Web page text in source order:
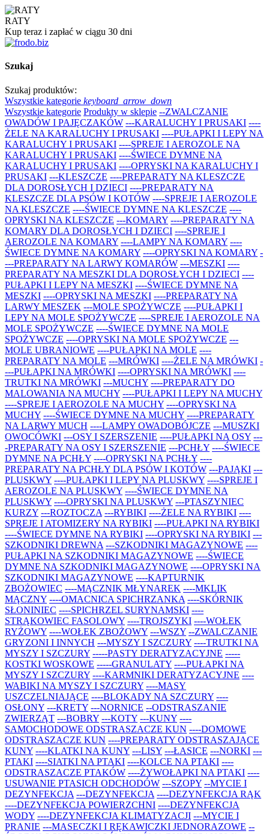
RATY
Kup teraz i zapłać w ciągu 30 dni
Szukaj
Szukaj produktów:
Wszystkie kategorie keyboard_arrow_down
Wszystkie kategorie Produkty w sklepie --ZWALCZANIE
OWADÓW I PAJĘCZAKÓW ---KARALUCHY I PRUSAKI ----
ŻELE NA KARALUCHY I PRUSAKI ----PUŁAPKI I LEPY NA
KARALUCHY I PRUSAKI ----SPREJE I AEROZOLE NA
KARALUCHY I PRUSAKI ----ŚWIECE DYMNE NA
KARALUCHY I PRUSAKI ----OPRYSKI NA KARALUCHY I
PRUSAKI ---KLESZCZE ----PREPARATY NA KLESZCZE
DLA DOROSŁYCH I DZIECI ----PREPARATY NA
KLESZCZE DLA PSÓW I KOTÓW ----SPREJE I AEROZOLE
NA KLESZCZE ----ŚWIECE DYMNE NA KLESZCZE ----
OPRYSKI NA KLESZCZE ---KOMARY ----PREPARATY NA
KOMARY DLA DOROSŁYCH I DZIECI ----SPREJE I
AEROZOLE NA KOMARY ----LAMPY NA KOMARY ----
ŚWIECE DYMNE NA KOMARY ----OPRYSKI NA KOMARY -
---PREPARATY NA LARWY KOMARÓW ---MESZKI ----
PREPARATY NA MESZKI DLA DOROSŁYCH I DZIECI ----
PUŁAPKI I LEPY NA MESZKI ----ŚWIECE DYMNE NA
MESZKI ----OPRYSKI NA MESZKI ----PREPARATY NA
LARWY MESZEK ---MOLE SPOŻYWCZE ----PUŁAPKI I
LEPY NA MOLE SPOŻYWCZE ----SPREJE I AEROZOLE NA
MOLE SPOŻYWCZE ----ŚWIECE DYMNE NA MOLE
SPOŻYWCZE ----OPRYSKI NA MOLE SPOŻYWCZE ---
MOLE UBRANIOWE ----PUŁAPKI NA MOLE ----
PREPARATY NA MOLE ---MRÓWKI ----ŻELE NA MRÓWKI -
---PUŁAPKI NA MRÓWKI ----OPRYSKI NA MRÓWKI ----
TRUTKI NA MRÓWKI ---MUCHY ----PREPARATY DO
MALOWANIA NA MUCHY ----PUŁAPKI I LEPY NA MUCHY
----SPREJE I AEROZOLE NA MUCHY ----OPRYSKI NA
MUCHY ----ŚWIECE DYMNE NA MUCHY ----PREPARATY
NA LARWY MUCH ----LAMPY OWADOBÓJCZE ---MUSZKI
OWOCÓWKI ---OSY I SZERSZENIE ----PUŁAPKI NA OSY ---
-PREPARATY NA OSY I SZERSZENIE ---PCHŁY ----ŚWIECE
DYMNE NA PCHŁY ----OPRYSKI NA PCHŁY ----
PREPARATY NA PCHŁY DLA PSÓW I KOTÓW ---PAJĄKI ---
PLUSKWY ----PUŁAPKI I LEPY NA PLUSKWY ----SPREJE I
AEROZOLE NA PLUSKWY ----ŚWIECE DYMNE NA
PLUSKWY ----OPRYSKI NA PLUSKWY ---PTASZYNIEC
KURZY ---ROZTOCZA ---RYBIKI ----ŻELE NA RYBIKI ----
SPREJE I ATOMIZERY NA RYBIKI ----PUŁAPKI NA RYBIKI
----ŚWIECE DYMNE NA RYBIKI ----OPRYSKI NA RYBIKI ---
SZKODNIKI DREWNA ---SZKODNIKI MAGAZYNOWE ----
PUŁAPKI NA SZKODNIKI MAGAZYNOWE ----ŚWIECE
DYMNE NA SZKODNIKI MAGAZYNOWE ----OPRYSKI NA
SZKODNIKI MAGAZYNOWE ----KAPTURNIK
ZBOŻOWIEC ----MĄCZNIK MŁYNAREK ----MKLIK
MĄCZNY ----OMACNICA SPICHRZANKA ----SKÓRNIK
SŁONINIEC ----SPICHRZEL SURYNAMSKI ----
STRĄKOWIEC FASOLOWY ----TROJSZYKI ----WOŁEK
RYŻOWY ----WOŁEK ZBOŻOWY ---WSZY --ZWALCZANIE
GRYZONI I INNYCH ---MYSZY I SZCZURY ----TRUTKI NA
MYSZY I SZCZURY -----PASTY DERATYZACYJNE -----
KOSTKI WOSKOWE -----GRANULATY ----PUŁAPKI NA
MYSZY I SZCZURY ----KARMNIKI DERATYZACYJNE ----
WABIKI NA MYSZY I SZCZURY ----MASY
USZCZELNIAJĄCE ----BLOKADY NA SZCZURY ----
OSŁONY ---KRETY ---NORNICE --ODSTRASZANIE
ZWIERZĄT ---BOBRY ---KOTY ---KUNY ----
SAMOCHODOWE ODSTRASZACZE KUN ----DOMOWE
ODSTRASZACZE KUN ----PREPARATY ODSTRASZAJĄCE
KUNY ----KLATKI NA KUNY ---LISY ---ŁASICE ---NORKI ---
PTAKI ----SIATKI NA PTAKI ----KOLCE NA PTAKI ----
ODSTRASZACZE PTAKÓW ----ŻYWOŁAPKI NA PTAKI ----
USUWANIE PTASICH ODCHODÓW ---SZOPY --MYCIE I
DEZYNFEKCJA ---DEZYNFEKCJA ----DEZYNFEKCJA RĄK
----DEZYNFEKCJA POWIERZCHNI ----DEZYNFEKCJA
WODY ----DEZYNFEKCJA KLIMATYZACJI ---MYCIE I
PRANIE ---MASECZKI I RĘKAWICZKI JEDNORAZOWE --